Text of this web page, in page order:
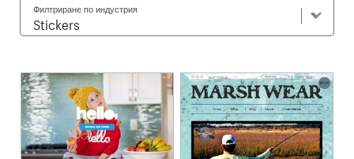
Филтриране по индустрия